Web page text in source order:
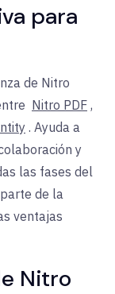
para
de Nitro
Nitro PDF ,
. Ayuda a
y
las fases del
de la
ventajas
Nitro